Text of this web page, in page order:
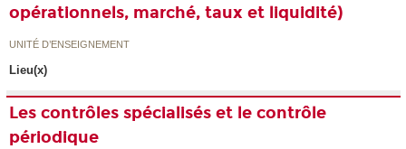
opérationnels, marché, taux et liquidité)
UNITÉ D’ENSEIGNEMENT
Lieu(x)
Les contrôles spécialisés et le contrôle
périodique